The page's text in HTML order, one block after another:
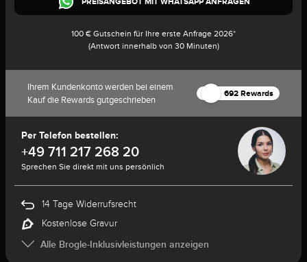
100 € Gutschein für Ihre erste Anfrage 2026*
(Antwort innerhalb von 30 Minuten)
Ihrem Kundenkonto werden bei einem
Kauf die Rewards gutgeschrieben
692 Rewards
Per Telefon bestellen:
+49 711 217 268 20
Sprechen Sie direkt mit uns persönlich
14 Tage Widerrufsrecht
Kostenlose Gravur
Alle Brogle-Inklusivleistungen anzeigen